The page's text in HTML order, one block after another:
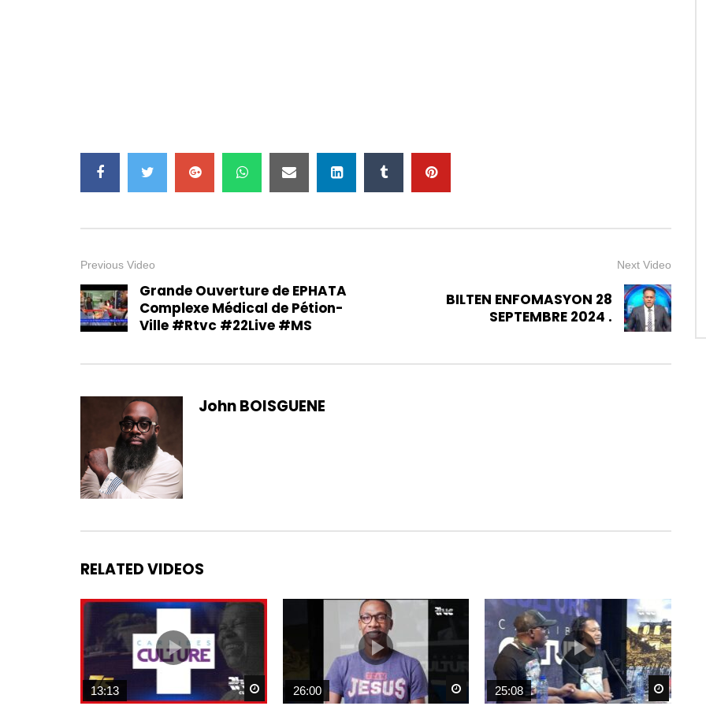
Previous Video
Grande Ouverture de EPHATA
Complexe Médical de Pétion-
Ville #Rtvc #22Live #MS
Next Video
BILTEN ENFOMASYON 28
SEPTEMBRE 2024 .
John BOISGUENE
RELATED VIDEOS
Watch Later
13:13 Watch Later
26:00 Watch
25:08